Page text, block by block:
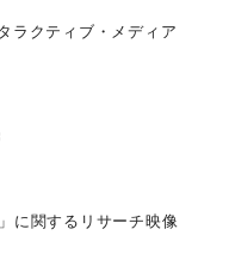
ラクティブ・メディア
に関するリサーチ映像